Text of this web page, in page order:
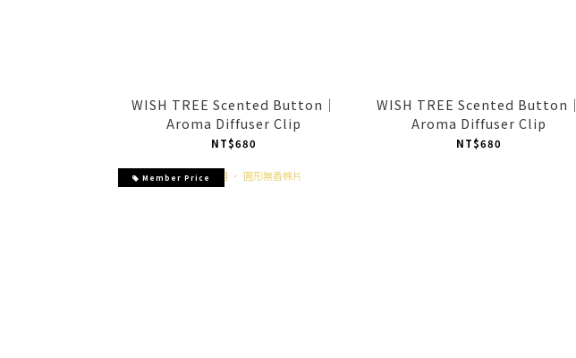
WISH TREE Scented Button｜
Aroma Diffuser Clip
NT$680
WISH TREE Scented Button｜
Aroma Diffuser Clip
NT$680
Member Price